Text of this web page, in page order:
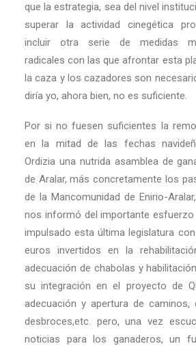
que la estrategia, sea del nivel
superar la actividad cinegética
incluir otra serie de medidas
radicales con las que afrontar esta
la caza y los cazadores son
diría yo, ahora bien, no es suficiente.
Por si no fuesen suficientes la
en la mitad de las fechas
Ordizia una nutrida asamblea de
de Aralar, más concretamente los
de la Mancomunidad de Enirio-
nos informó del importante
impulsado esta última legislatura
euros invertidos en la
adecuación de chabolas y
su integración en el proyecto de
adecuación y apertura de caminos,
desbroces,etc. pero, una vez
noticias para los ganaderos, un